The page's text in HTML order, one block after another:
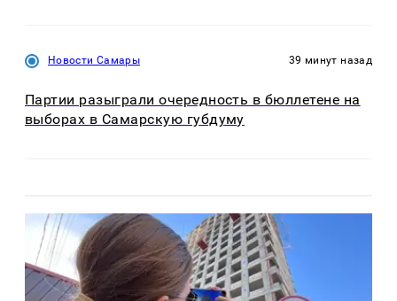
Новости Самары 39 минут назад
Партии разыграли очередность в бюллетене на
выборах в Самарскую губдуму